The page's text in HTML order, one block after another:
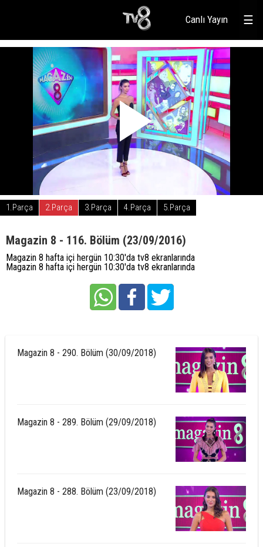
☰
Canlı Yayın
1.Parça 2.Parça 3.Parça 4.Parça 5.Parça
Magazin 8 - 116. Bölüm (23/09/2016)
Magazin 8 hafta içi hergün 10:30'da tv8 ekranlarında
Magazin 8 hafta içi hergün 10:30'da tv8 ekranlarında
Magazin 8 - 290. Bölüm (30/09/2018)
Magazin 8 - 289. Bölüm (29/09/2018)
Magazin 8 - 288. Bölüm (23/09/2018)